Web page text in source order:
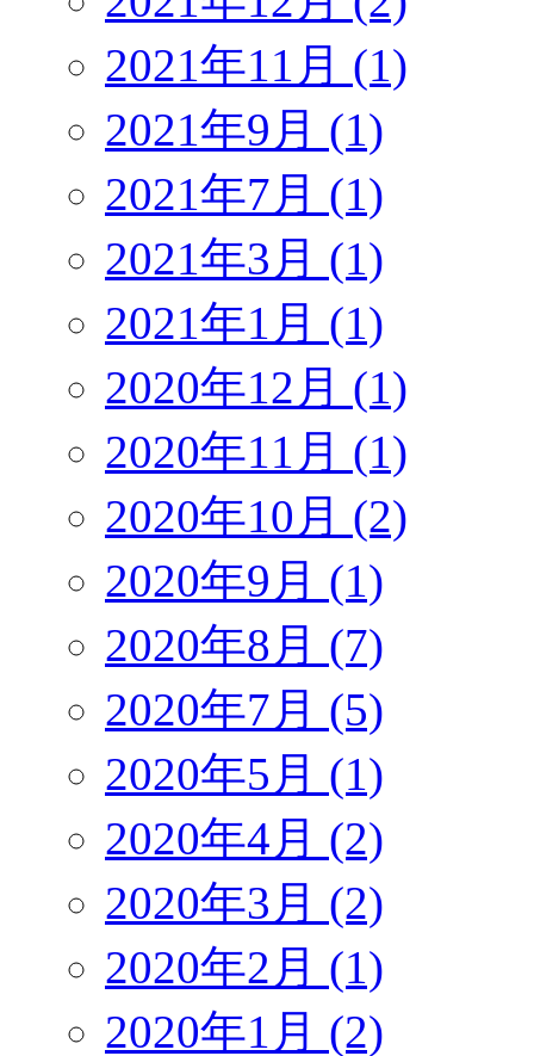
2021年11月 (1)
2021年9月 (1)
2021年7月 (1)
2021年3月 (1)
2021年1月 (1)
2020年12月 (1)
2020年11月 (1)
2020年10月 (2)
2020年9月 (1)
2020年8月 (7)
2020年7月 (5)
2020年5月 (1)
2020年4月 (2)
2020年3月 (2)
2020年2月 (1)
2020年1月 (2)